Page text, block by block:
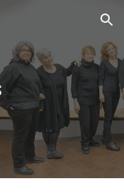
Skip to navigation